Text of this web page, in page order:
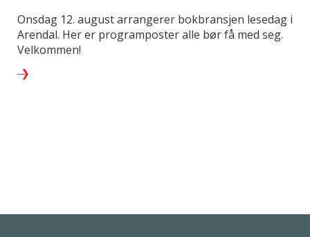
Onsdag 12. august arrangerer bokbransjen lesedag i
Arendal. Her er programposter alle bør få med seg.
Velkommen!